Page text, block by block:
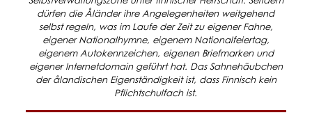
dürfen die Åländer ihre Angelegenheiten weitgehend
selbst regeln, was im Laufe der Zeit zu eigener Fahne,
eigener Nationalhymne, eigenem Nationalfeiertag,
eigenem Autokennzeichen, eigenen Briefmarken und
eigener Internetdomain geführt hat. Das Sahnehäubchen
der ålandischen Eigenständigkeit ist, dass Finnisch kein
Pflichtschulfach ist.